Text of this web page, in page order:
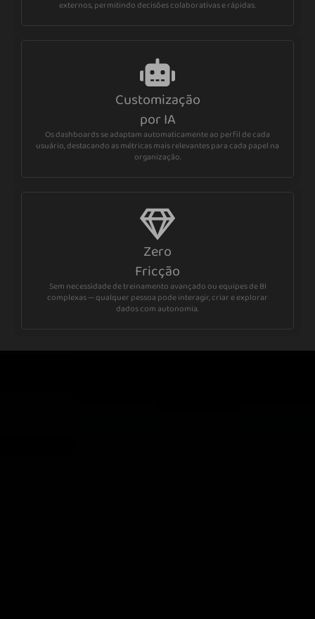
externos, permitindo decisões colaborativas e rápidas.
Customização
por IA
Os dashboards se adaptam automaticamente ao perfil de cada
usuário, destacando as métricas mais relevantes para cada papel na
organização.
Zero
Fricção
Sem necessidade de treinamento avançado ou equipes de BI
complexas — qualquer pessoa pode interagir, criar e explorar
dados com autonomia.